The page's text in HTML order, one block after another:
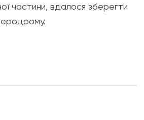
частини, вдалося зберегти